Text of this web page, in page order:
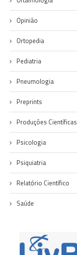
Opinião
Ortopedia
Pediatria
Pneumologia
Preprints
Produções Científicas
Psicologia
Psiquiatria
Relatório Científico
Saúde